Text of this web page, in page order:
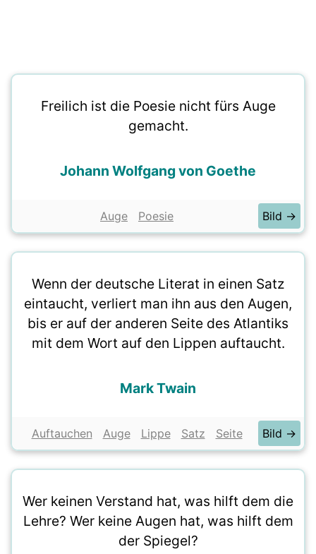
Freilich ist die Poesie nicht fürs Auge
gemacht.
Johann Wolfgang von Goethe
Auge Poesie Bild →
Wenn der deutsche Literat in einen Satz
eintaucht, verliert man ihn aus den Augen,
bis er auf der anderen Seite des Atlantiks
mit dem Wort auf den Lippen auftaucht.
Mark Twain
Auftauchen Auge Lippe Satz Seite Bild →
Wer keinen Verstand hat, was hilft dem die
Lehre? Wer keine Augen hat, was hilft dem
der Spiegel?